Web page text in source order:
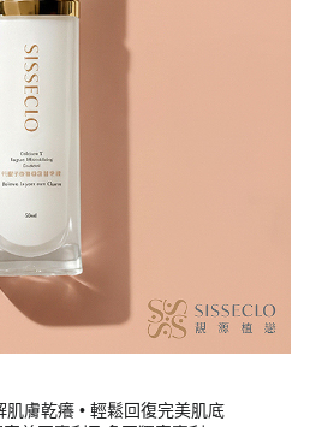
肌膚乾癢 • 輕鬆回復完美肌底